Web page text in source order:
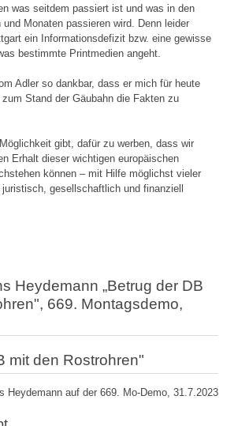
was seitdem passiert ist und was in den
und Monaten passieren wird. Denn leider
ein Informationsdefizit bzw. eine gewisse
bestimmte Printmedien angeht.
Adler so dankbar, dass er mich für heute
Stand der Gäubahn die Fakten zu
gibt, dafür zu werben, dass wir
Erhalt dieser wichtigen europäischen
können – mit Hilfe möglichst vieler
gesellschaftlich und finanziell
Heydemann „Betrug der DB
669. Montagsdemo,
mit den Rostrohren"
Heydemann auf der 669. Mo-Demo, 31.7.2023